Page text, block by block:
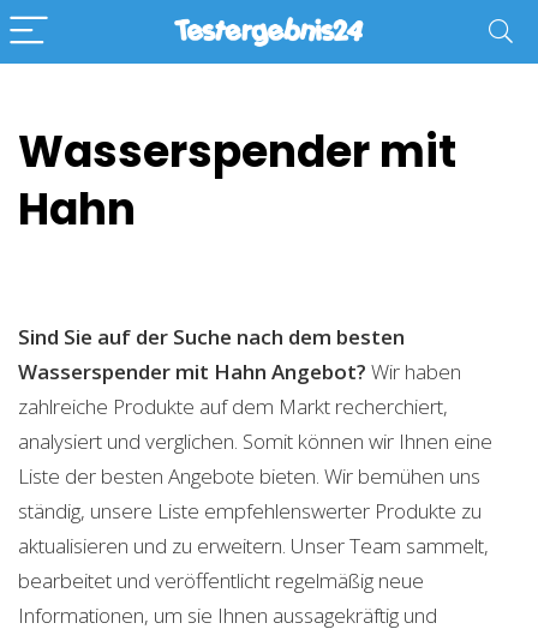
Wasserspender mit
Hahn
Sind Sie auf der Suche nach dem besten
Wasserspender mit Hahn Angebot? Wir haben
zahlreiche Produkte auf dem Markt recherchiert,
analysiert und verglichen. Somit können wir Ihnen eine
Liste der besten Angebote bieten. Wir bemühen uns
ständig, unsere Liste empfehlenswerter Produkte zu
aktualisieren und zu erweitern. Unser Team sammelt,
bearbeitet und veröffentlicht regelmäßig neue
Informationen, um sie Ihnen aussagekräftig und